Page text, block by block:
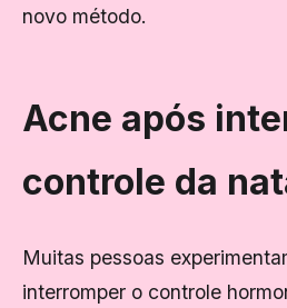
novo método.
Acne após
controle da
Muitas pessoas
interromper o controle